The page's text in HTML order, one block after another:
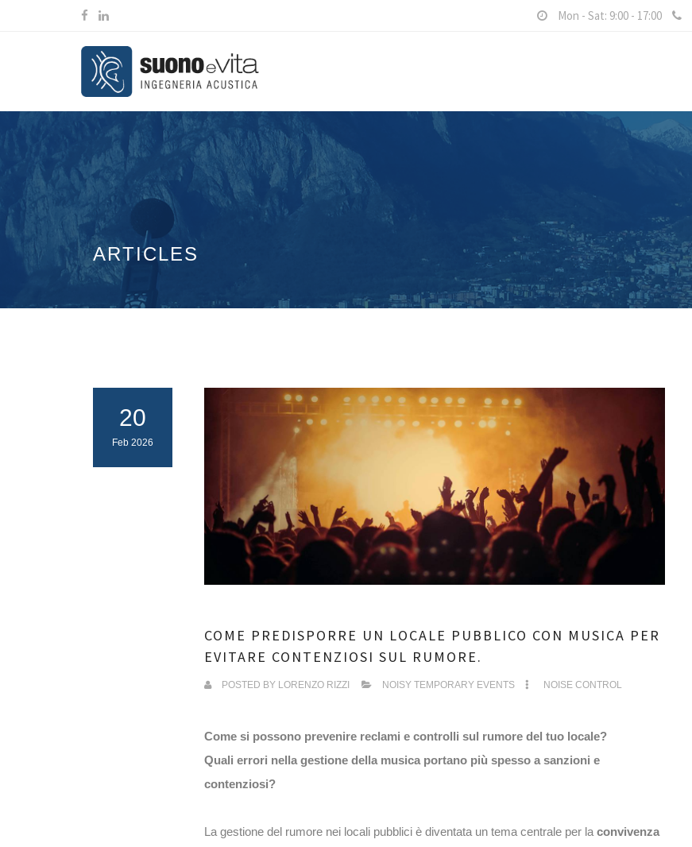
Mon - Sat: 9:00 - 17:00
ARTICLES
20
Feb 2026
COME PREDISPORRE UN LOCALE PUBBLICO CON MUSICA PER
EVITARE CONTENZIOSI SUL RUMORE.
POSTED BY LORENZO RIZZI NOISY TEMPORARY EVENTS NOISE CONTROL
Come si possono prevenire reclami e controlli sul rumore del tuo locale?
Quali errori nella gestione della musica portano più spesso a sanzioni e
contenziosi?
La gestione del rumore nei locali pubblici è diventata un tema centrale per la convivenza